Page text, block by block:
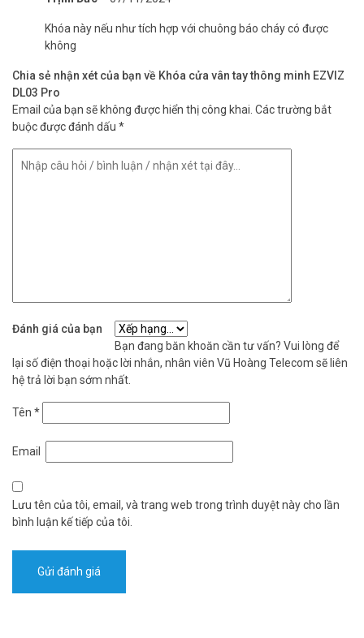
* Lưu ý:DL03 Pro hiện hỗ trợ các camera sau để tự động bắt đầu quay
video khi cửa mở: H6c, C6N, CP1, TY1, TY2, H3, C8W. Danh sách có
thể tăng lên khi EZVIZ ra mắt nhiều sản phẩm tương thích hơn trong
Khóa này nếu như tích hợp với chuông báo cháy có được
không
Chia sẻ nhận xét của bạn về Khóa cửa vân tay thông minh EZVIZ
DL03 Pro
Email của bạn sẽ không được hiển thị công khai. Các trường bắt
buộc được đánh dấu *
Đánh giá của bạn
Bạn đang băn khoăn cần tư vấn? Vui lòng để
lại số điện thoại hoặc lời nhắn, nhân viên Vũ Hoàng Telecom sẽ liên
hệ trả lời bạn sớm nhất.
Tên *
Email
Lưu tên của tôi, email, và trang web trong trình duyệt này cho lần
bình luận kế tiếp của tôi.